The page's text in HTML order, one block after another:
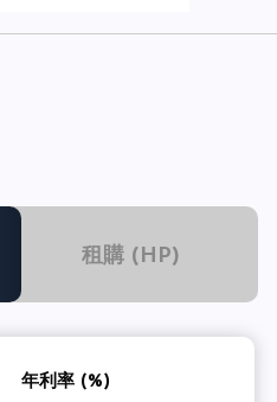
租購 (HP)
年利率 (%)